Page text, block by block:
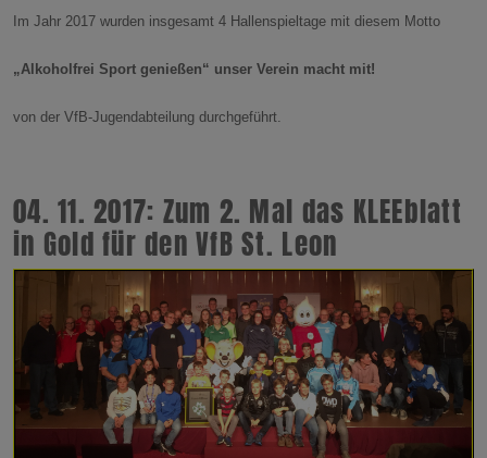
Im Jahr 2017 wurden insgesamt 4 Hallenspieltage mit diesem Motto
„Alkoholfrei Sport genießen“ unser Verein macht mit!
von der VfB-Jugendabteilung durchgeführt.
04. 11. 2017: Zum 2. Mal das KLEEblatt
in Gold für den VfB St. Leon